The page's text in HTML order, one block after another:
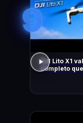
9
DJI Lito X1
completo